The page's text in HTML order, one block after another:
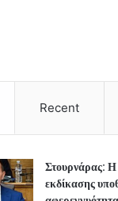
Recent
Στουρνάρας:
εκδίκασης